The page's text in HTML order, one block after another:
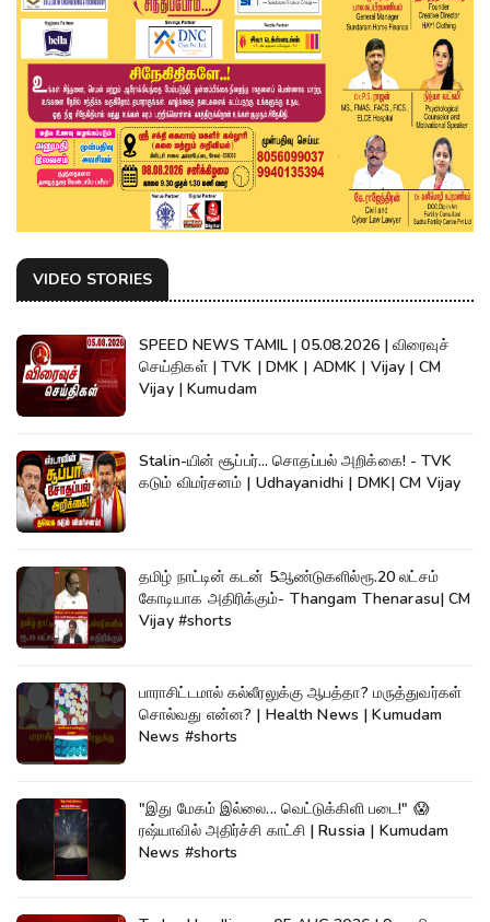
VIDEO STORIES
SPEED NEWS TAMIL | 05.08.2026 | விரைவுச்
செய்திகள் | TVK | DMK | ADMK | Vijay | CM
Vijay | Kumudam
Stalin-யின் சூப்பர்... சொதப்பல் அறிக்கை! - TVK
கடும் விமர்சனம் | Udhayanidhi | DMK| CM Vijay
தமிழ் நாட்டின் கடன் 5ஆண்டுகளில்ரூ.20 லட்சம்
கோடியாக அதிரிக்கும்- Thangam Thenarasu| CM
Vijay #shorts
பாராசிட்டமால் கல்லீரலுக்கு ஆபத்தா? மருத்துவர்கள்
சொல்வது என்ன? | Health News | Kumudam
News #shorts
"இது மேகம் இல்லை... வெட்டுக்கிளி படை!" 😱
ரஷ்யாவில் அதிர்ச்சி காட்சி | Russia | Kumudam
News #shorts